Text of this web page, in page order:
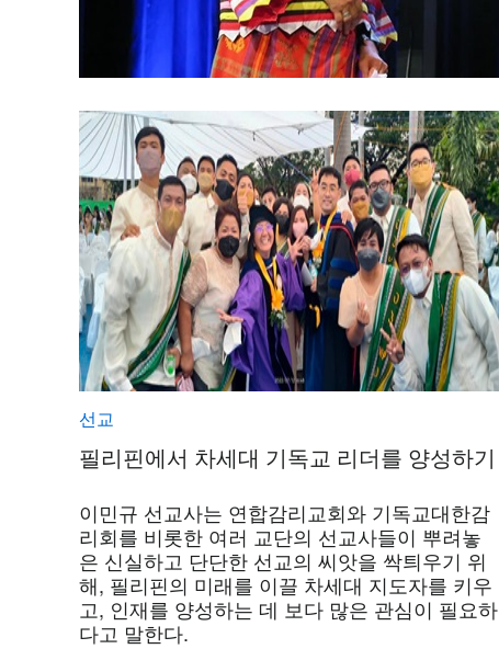
선교
필리핀에서 차세대 기독교 리더를 양성하기
이민규 선교사는 연합감리교회와 기독교대한감
리회를 비롯한 여러 교단의 선교사들이 뿌려놓
은 신실하고 단단한 선교의 씨앗을 싹틔우기 위
해, 필리핀의 미래를 이끌 차세대 지도자를 키우
고, 인재를 양성하는 데 보다 많은 관심이 필요하
다고 말한다.